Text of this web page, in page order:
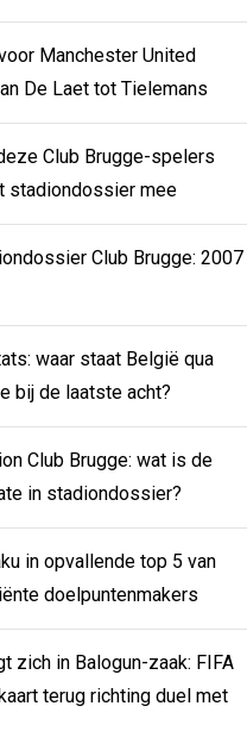
Manchester United
De Laet tot Tielemans
Club Brugge-spelers
stadiondossier mee
Club Brugge: 2007
waar staat België qua
bij de laatste acht?
Club Brugge: wat is de
in stadiondossier?
in opvallende top 5 van
doelpuntenmakers
zich in Balogun-zaak: FIFA
terug richting duel met